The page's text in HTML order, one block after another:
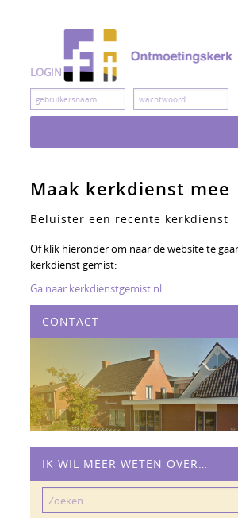
LOGIN
Maak kerkdienst mee
Beluister een recente kerkdienst
Of klik hieronder om naar de website te
kerkdienst gemist:
Ga naar kerkdienstgemist.nl
CONTACT
IK WIL MEER WETEN OVER…
Zoeken
naar: